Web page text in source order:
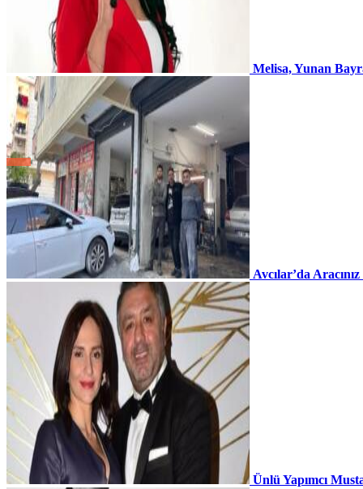
Melisa, Yunan
Avcılar’da
Ünlü Yapımcı